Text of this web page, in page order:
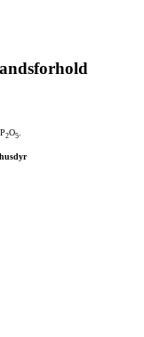
2O5